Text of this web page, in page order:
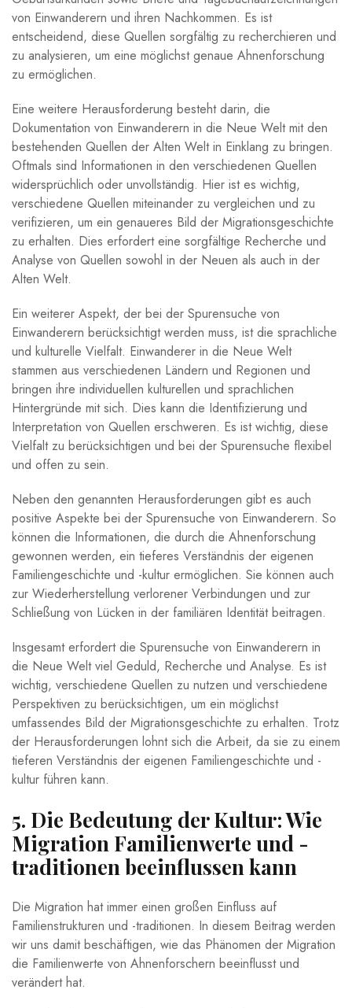
von Einwanderern ⁣und ihren Nachkommen. Es ist
entscheidend, diese Quellen sorgfältig zu recherchieren und
zu analysieren, um eine möglichst genaue Ahnenforschung
zu ermöglichen.
Eine weitere Herausforderung besteht darin,​ die
Dokumentation von Einwanderern in die Neue Welt⁤ mit den
bestehenden Quellen der Alten Welt in Einklang zu bringen.
Oftmals sind ‍Informationen in den verschiedenen‌ Quellen
widersprüchlich oder unvollständig. Hier ist es wichtig,
verschiedene Quellen miteinander⁤ zu ‍vergleichen und zu
⁣verifizieren, um ein genaueres Bild der Migrationsgeschichte
⁣zu erhalten. Dies erfordert eine sorgfältige Recherche und
Analyse‍ von​ Quellen sowohl ⁣in der Neuen als‍ auch in der
Alten ‍Welt.
Ein weiterer Aspekt,⁢ der bei der⁤ Spurensuche von
Einwanderern berücksichtigt werden muss, ist⁢ die​ sprachliche
​und kulturelle Vielfalt. Einwanderer in ⁢die Neue Welt
‍stammen aus verschiedenen Ländern und Regionen und
bringen⁣ ihre individuellen kulturellen und ​sprachlichen
Hintergründe⁤ mit sich. Dies kann die Identifizierung und ​
Interpretation von Quellen erschweren. Es ist wichtig,⁣ diese‌
Vielfalt⁣ zu ‍berücksichtigen‌ und bei der Spurensuche flexibel
⁣und offen zu sein.
Neben den genannten Herausforderungen gibt es auch
positive‌ Aspekte bei der Spurensuche von Einwanderern. ‍So
können die‍ Informationen, ‍die durch die Ahnenforschung
gewonnen werden, ein tieferes Verständnis‍ der eigenen​
Familiengeschichte⁢ und⁣ -kultur⁢ ermöglichen. Sie können auch
zur Wiederherstellung‌ verlorener Verbindungen und zur
⁢Schließung von Lücken in der familiären Identität beitragen.
Insgesamt erfordert die Spurensuche von Einwanderern in
‍die Neue Welt viel⁣ Geduld, Recherche und Analyse. Es ist
wichtig,​ verschiedene Quellen zu‍ nutzen‍ und verschiedene
Perspektiven zu berücksichtigen, um⁤ ein möglichst
umfassendes Bild der ⁤Migrationsgeschichte zu ​erhalten. Trotz
der ‍Herausforderungen‌ lohnt sich die Arbeit, da ‌sie zu ⁢einem
tieferen Verständnis der eigenen Familiengeschichte und -
kultur führen kann.
5. Die Bedeutung der Kultur:⁤ Wie
Migration Familienwerte und -
traditionen beeinflussen kann
Die‌ Migration hat immer einen großen Einfluss auf
Familienstrukturen und -traditionen. In diesem Beitrag ⁢werden
wir uns damit beschäftigen, wie ⁢das Phänomen⁣ der Migration
die ​Familienwerte ⁣von ‍Ahnenforschern beeinflusst ⁢und
verändert hat.